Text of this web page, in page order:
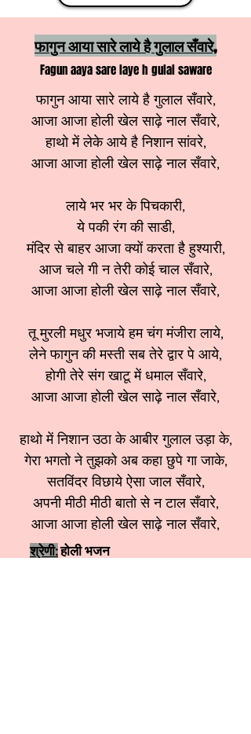
फागुन आया सारे लाये है गुलाल सँवारे,
Fagun aaya sare laye h gulal saware
फागुन आया सारे लाये है गुलाल सँवारे,
आजा आजा होली खेल साढ़े नाल सँवारे,
हाथो में लेके आये है निशान सांवरे,
आजा आजा होली खेल साढ़े नाल सँवारे,
लाये भर भर के पिचकारी,
ये पकी रंग की साडी,
मंदिर से बाहर आजा क्यों करता है हुश्यारी,
आज चले गी न तेरी कोई चाल सँवारे,
आजा आजा होली खेल साढ़े नाल सँवारे,
तू मुरली मधुर भजाये हम चंग मंजीरा लाये,
लेने फागुन की मस्ती सब तेरे द्वार पे आये,
होगी तेरे संग खाटू में धमाल सँवारे,
आजा आजा होली खेल साढ़े नाल सँवारे,
हाथो में निशान उठा के आबीर गुलाल उड़ा के,
गेरा भगतो ने तुझको अब कहा छुपे गा जाके,
सतविंदर विछाये ऐसा जाल सँवारे,
अपनी मीठी मीठी बातो से न टाल सँवारे,
आजा आजा होली खेल साढ़े नाल सँवारे,
श्रेणी:होली भजन